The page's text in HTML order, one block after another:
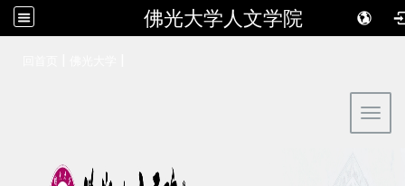
佛光大学人文学院